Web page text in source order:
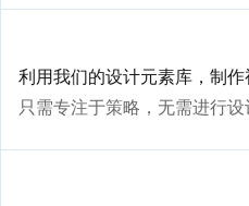
利用我们的设计元素库，制作
只需专注于策略，无需进行设